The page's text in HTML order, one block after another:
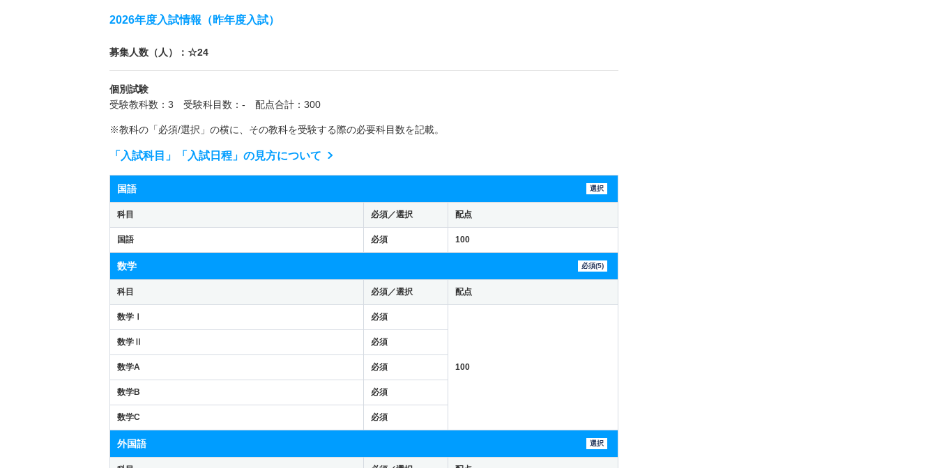
2026年度入試情報（昨年度入試）
募集人数（人）：☆24
個別試験
受験教科数：3 受験科目数：- 配点合計：300
※教科の「必須/選択」の横に、その教科を受験する際の必要科目数を記載。
「入試科目」「入試日程」の見方について
国語 選択
科目 必須／選択 配点
国語 必須 100
数学 必須(5)
科目 必須／選択 配点
数学Ⅰ 必須
100
数学Ⅱ 必須
数学A 必須
数学B 必須
数学C 必須
外国語 選択